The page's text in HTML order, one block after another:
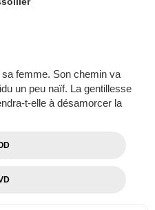
femme. Son chemin va
un peu naïf. La gentillesse
t-elle à désamorcer la